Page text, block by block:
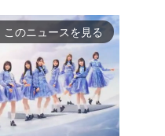
このニュースを見る